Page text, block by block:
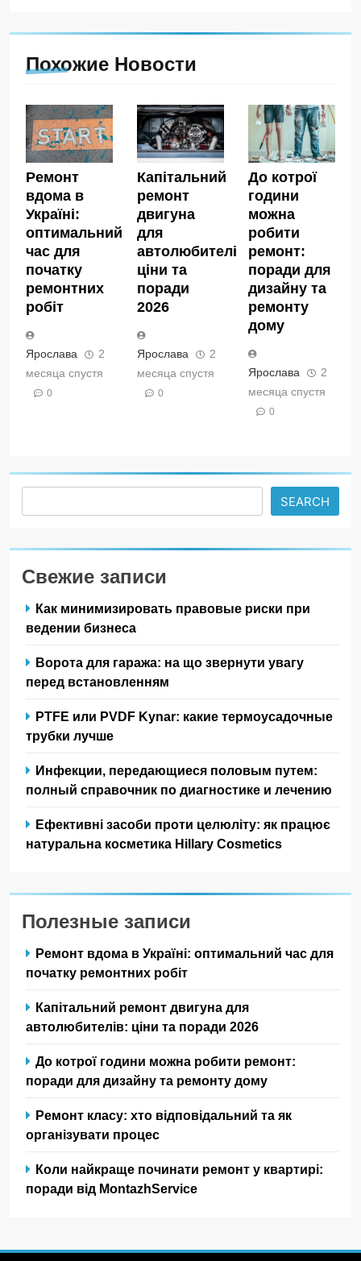
Похожие Новости
Ремонт
вдома в
Україні:
оптимальний
час для
початку
ремонтних
робіт
Ярослава
2
месяца спустя
0
Капітальний
ремонт
двигуна
для
автолюбителів:
ціни та
поради
2026
Ярослава
2
месяца спустя
0
До котрої
години
можна
робити
ремонт:
поради для
дизайну та
ремонту
дому
Ярослава
2
месяца спустя
0
SEARCH
Свежие записи
Как минимизировать правовые риски при
ведении бизнеса
Ворота для гаража: на що звернути увагу
перед встановленням
PTFE или PVDF Kynar: какие термоусадочные
трубки лучше
Инфекции, передающиеся половым путем:
полный справочник по диагностике и лечению
Ефективні засоби проти целюліту: як працює
натуральна косметика Hillary Cosmetics
Полезные записи
Ремонт вдома в Україні: оптимальний час для
початку ремонтних робіт
Капітальний ремонт двигуна для
автолюбителів: ціни та поради 2026
До котрої години можна робити ремонт:
поради для дизайну та ремонту дому
Ремонт класу: хто відповідальний та як
організувати процес
Коли найкраще починати ремонт у квартирі:
поради від MontazhService